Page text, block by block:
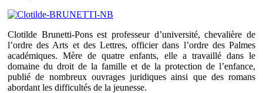
Clotilde Brunetti-Pons est professeur d’université, chevalière de
l’ordre des Arts et des Lettres, officier dans l’ordre des Palmes
académiques. Mère de quatre enfants, elle a travaillé dans le
domaine du droit de la famille et de la protection de l’enfance,
publié de nombreux ouvrages juridiques ainsi que des romans
abordant les difficultés de la jeunesse.